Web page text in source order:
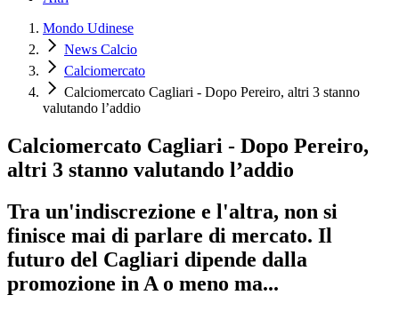
Mondo Udinese
News Calcio
Calciomercato
Calciomercato Cagliari - Dopo Pereiro, altri 3 stanno
valutando l’addio
Calciomercato Cagliari - Dopo Pereiro,
altri 3 stanno valutando l’addio
Tra un'indiscrezione e l'altra, non si
finisce mai di parlare di mercato. Il
futuro del Cagliari dipende dalla
promozione in A o meno ma...